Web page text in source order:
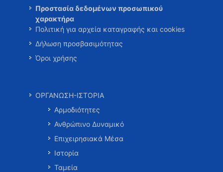
Προστασία δεδομένων προσωπικού
χαρακτήρα
Πολιτική για αρχεία καταγραφής και cookies
Δήλωση προσβασιμότητας
Όροι χρήσης
ΟΡΓΑΝΩΣΗ-ΙΣΤΟΡΙΑ
Αρμοδιότητες
Ανθρώπινο Δυναμικό
Επιχειρησιακά Μέσα
Ιστορία
Ταμεία